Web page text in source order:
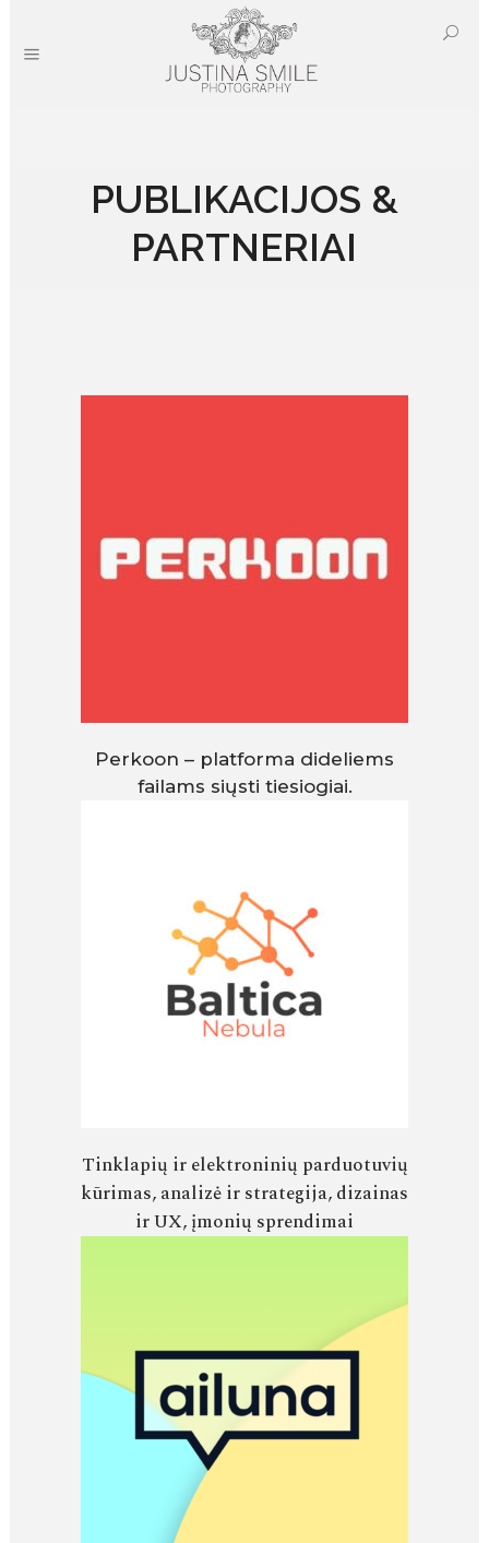
PUBLIKACIJOS &
PARTNERIAI
Perkoon – platforma dideliems
failams siųsti tiesiogiai.
Tinklapių ir elektroninių parduotuvių
kūrimas, analizė ir strategija, dizainas
ir UX, įmonių sprendimai